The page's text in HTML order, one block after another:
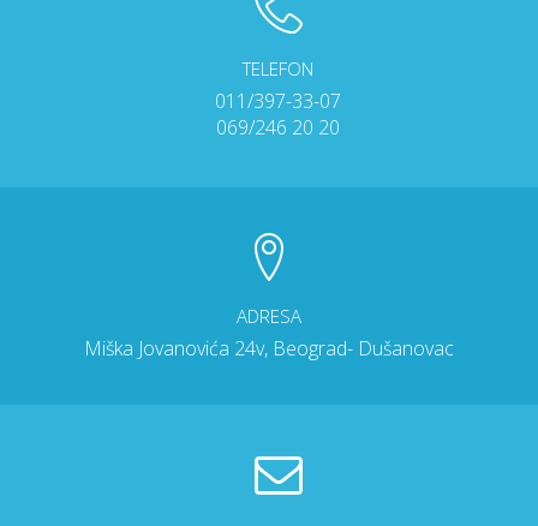
TELEFON
011/397-33-07
069/246 20 20
ADRESA
Miška Jovanovića 24v, Beograd- Dušanovac